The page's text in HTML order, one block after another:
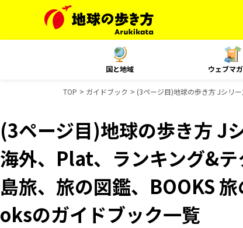
国と地域 ウェブマ
TOP ガイドブック (3ページ目)地球の歩き方 Jシリ
(3ページ目)地球の歩き方 J
海外、Plat、ランキング&テ
島旅、旅の図鑑、BOOKS
oksのガイドブック一覧